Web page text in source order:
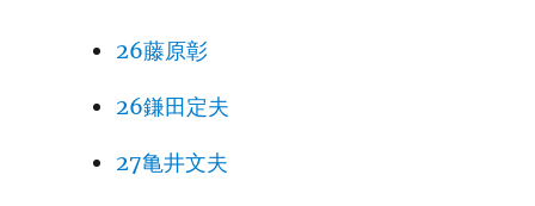
26藤原彰
26鎌田定夫
27亀井文夫